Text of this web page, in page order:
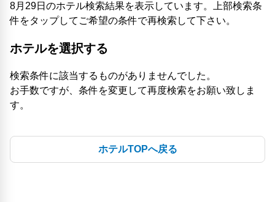
8月29日のホテル検索結果を表示しています。上部検索条
件をタップしてご希望の条件で再検索して下さい。
ホテルを選択する
検索条件に該当するものがありませんでした。
お手数ですが、条件を変更して再度検索をお願い致しま
す。
ホテルTOPへ戻る